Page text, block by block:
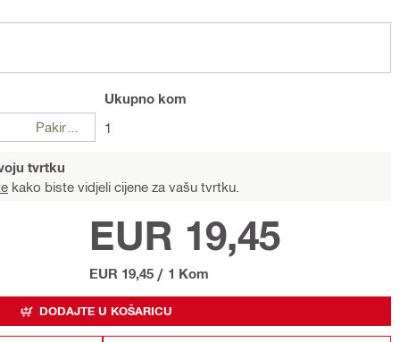
Pakiranje
Ukupno kom
1
tvrtku
kako biste vidjeli cijene za vašu tvrtku.
EUR 19,45
EUR 19,45 / 1 Kom
DODAJTE U KOŠARICU